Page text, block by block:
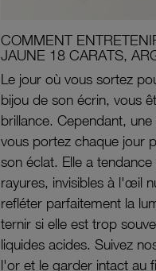
COMMENT
JAUNE 18 CARATS,
Le jour où vous sortez
bijou de son écrin, vous
brillance. Cependant,
vous portez chaque jour
son éclat. Elle a
rayures, invisibles à l'œil
refléter parfaitement la
ternir si elle est trop
liquides acides. Suivez
l'or et le garder intact au